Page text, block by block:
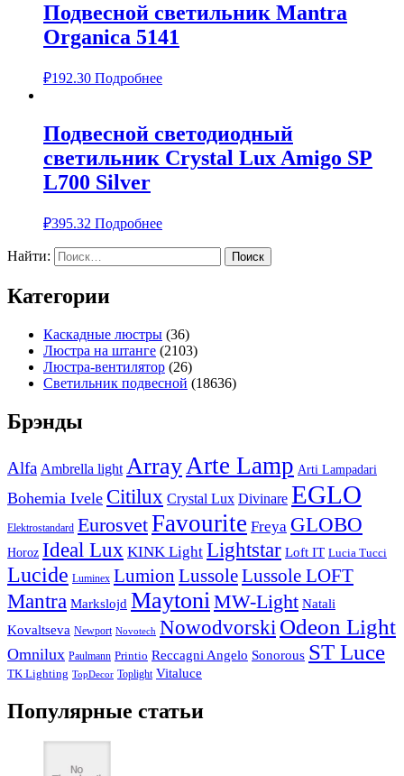
Подвесной светильник Mantra
Organica 5141
₽192.30 Подробнее
Подвесной светодиодный
светильник Crystal Lux Amigo SP
L700 Silver
₽395.32 Подробнее
Найти:
Категории
Каскадные люстры (36)
Люстра на штанге (2103)
Люстра-вентилятор (26)
Светильник подвесной (18636)
Брэнды
Alfa Ambrella light Array Arte Lamp Arti Lampadari
Bohemia Ivele Citilux Crystal Lux Divinare EGLO
Elektrostandard EurosvetFavourite Freya GLOBO
Horoz Ideal Lux KINK Light Lightstar Loft IT Lucia Tucci
Lucide Luminex Lumion LussoleLussole LOFT
Mantra Markslojd Maytoni MW-Light Natali
Kovaltseva Newport Novotech Nowodvorski Odeon Light
Omnilux Paulmann Printio Reccagni Angelo Sonorous ST Luce
TK Lighting TopDecor Toplight Vitaluce
Популярные статьи